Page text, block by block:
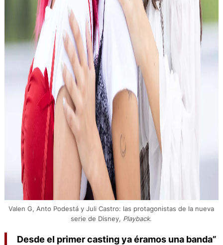
Valen G, Anto Podestá y Juli Castro: las protagonistas de la nueva
serie de Disney, Playback.
Desde el primer casting ya éramos una banda”